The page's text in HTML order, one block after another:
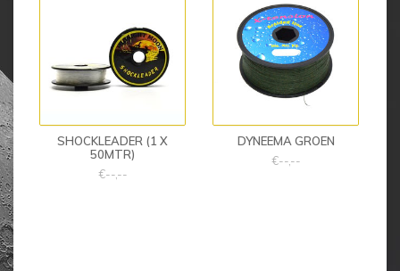
SHOCKLEADER (1 X
50MTR)
€--,--
DYNEEMA GROEN
€--,--